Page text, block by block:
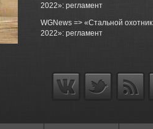
2022»: регламент
WGNews => «Стальной охотник
2022»: регламент